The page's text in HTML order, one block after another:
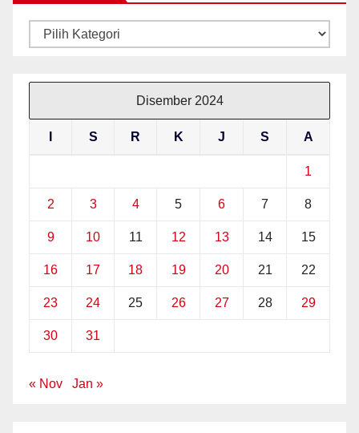
Kategori
Disember 2024
S R K J S A
1
2 3 4 5 6 7 8
9 10 11 12 13 14 15
16 17 18 19 20 21 22
23 24 25 26 27 28 29
30 31
« Nov Jan »